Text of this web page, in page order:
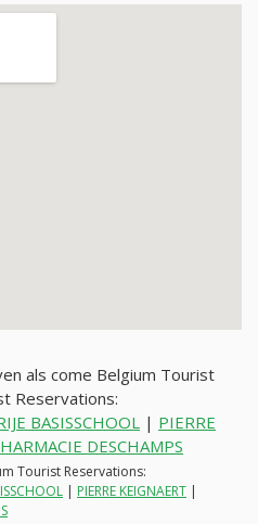
als come Belgium Tourist
Reservations:
BASISSCHOOL | PIERRE
DESCHAMPS
Tourist Reservations:
| PIERRE KEIGNAERT |